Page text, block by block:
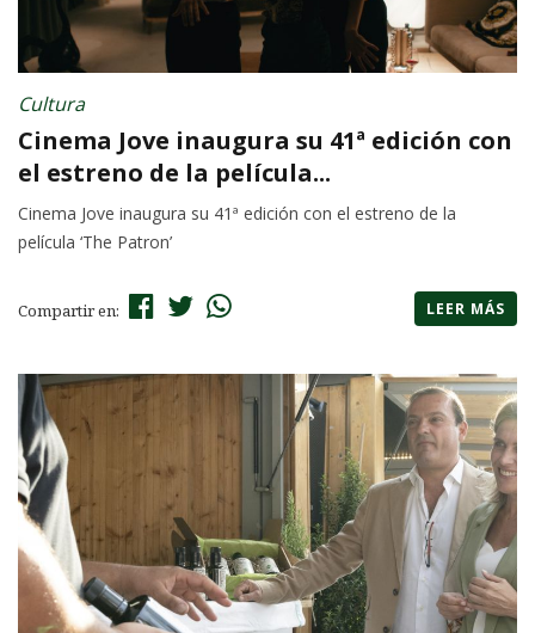
Cultura
Cinema Jove inaugura su 41ª edición con
el estreno de la película...
Cinema Jove inaugura su 41ª edición con el estreno de la
película ‘The Patron’
Compartir en: LEER MÁS